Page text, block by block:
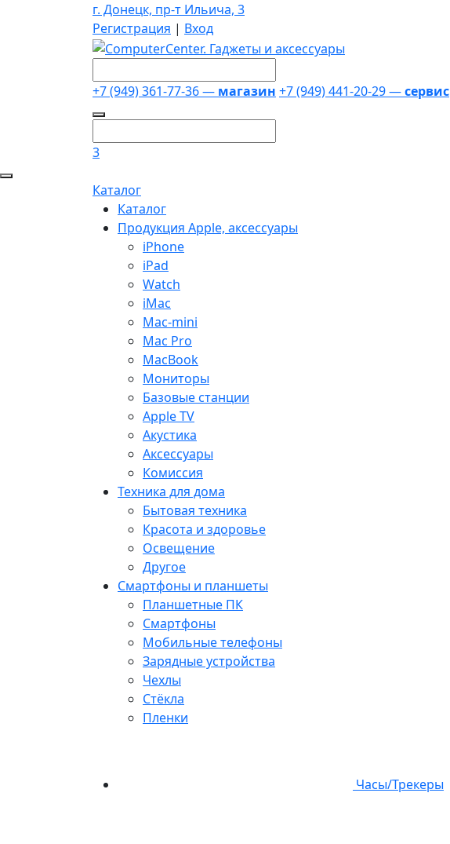
г. Донецк, пр-т Ильича, 3
Регистрация | Вход
+7 (949) 361-77-36 — магазин +7 (949) 441-20-29 —сервис
3
Каталог
Каталог
Продукция Apple, аксессуары
iPhone
iPad
Watch
iMac
Mac-mini
Mac Pro
MacBook
Мониторы
Базовые станции
Apple TV
Акустика
Аксессуары
Комиссия
Техника для дома
Бытовая техника
Красота и здоровье
Освещение
Другое
Смартфоны и планшеты
Планшетные ПК
Смартфоны
Мобильные телефоны
Зарядные устройства
Чехлы
Стёкла
Пленки
Часы/Трекеры